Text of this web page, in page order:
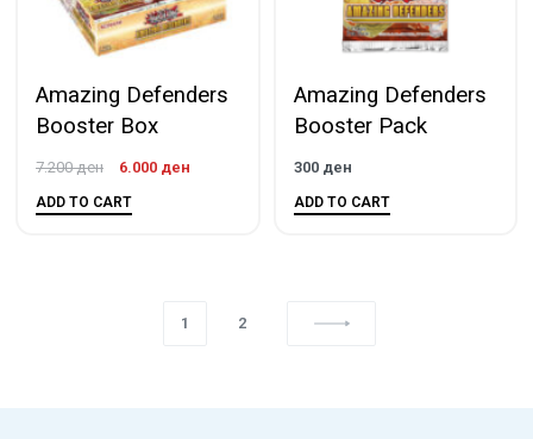
Amazing Defenders
Booster Box
7.200ден 6.000 ден
ADD TO CART
Amazing Defenders
Booster Pack
300 ден
ADD TO CART
1 2